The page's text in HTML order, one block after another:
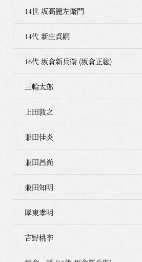
14世 坂高麗左衛門
14代 新庄貞嗣
16代 坂倉新兵衛 (坂倉正紘)
三輪太郎
上田敦之
兼田佳炎
兼田昌尚
兼田知明
厚東孝明
吉野桃李